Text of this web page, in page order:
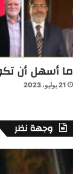
ما أسهل أن
21 يوليو، 2023
وجهة نظر